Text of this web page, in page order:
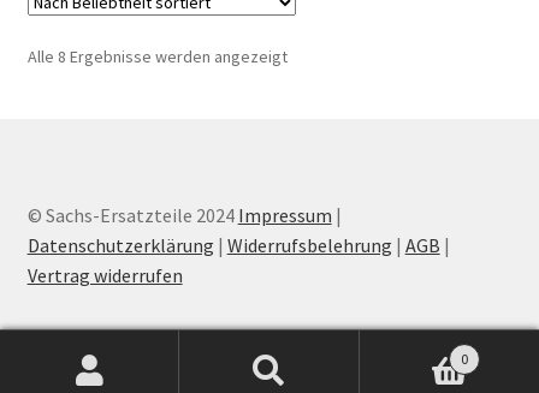
Alle 8 Ergebnisse werden angezeigtNach
© Sachs-Ersatzteile 2024 Impressum |
Datenschutzerklärung | Widerrufsbelehrung | AGB |
Vertrag widerrufen
0